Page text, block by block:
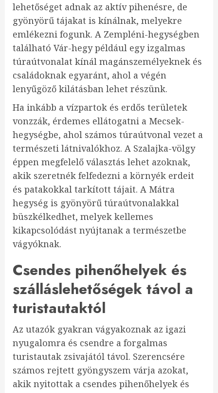
lehetőséget adnak az aktív pihenésre, de
gyönyörű tájakat is kínálnak, melyekre
emlékezni fogunk. A Zempléni-hegységben
található Vár-hegy például egy izgalmas
túraútvonalat kínál magánszemélyeknek és
családoknak egyaránt, ahol a végén
lenyűgöző kilátásban lehet részünk.
Ha inkább a vízpartok és erdős területek
vonzzák, érdemes ellátogatni a Mecsek-
hegységbe, ahol számos túraútvonal vezet a
természeti látnivalókhoz. A Szalajka-völgy
éppen megfelelő választás lehet azoknak,
akik szeretnék felfedezni a környék erdeit
és patakokkal tarkított tájait. A Mátra
hegység is gyönyörű túraútvonalakkal
büszkélkedhet, melyek kellemes
kikapcsolódást nyújtanak a természetbe
vágyóknak.
Csendes pihenőhelyek és
szálláslehetőségek távol a
turistautaktól
Az utazók gyakran vágyakoznak az igazi
nyugalomra és csendre a forgalmas
turistautak zsivajától távol. Szerencsére
számos rejtett gyöngyszem várja azokat,
akik nyitottak a csendes pihenőhelyek és